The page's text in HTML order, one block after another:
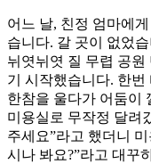
어느 날, 친정 엄마에
습니다. 갈 곳이 없었
뉘엿뉘엿 질 무렵 공원
기 시작했습니다. 한
한참을 울다가 어둠이
미용실로 무작정 달려
주세요”라고 했더니
시나 봐요?”라고 대꾸